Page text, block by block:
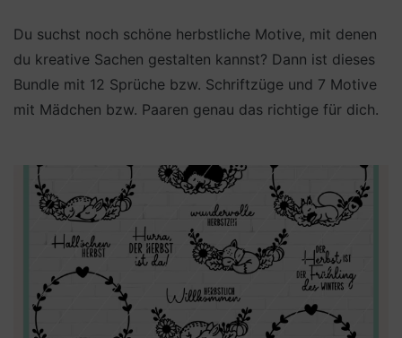
Du suchst noch schöne herbstliche Motive, mit denen
du kreative Sachen gestalten kannst? Dann ist dieses
Bundle mit 12 Sprüche bzw. Schriftzüge und 7 Motive
mit Mädchen bzw. Paaren genau das richtige für dich.